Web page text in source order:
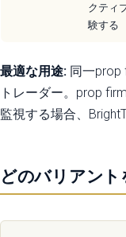
クティ
験する
最適な用途: 同一prop
トレーダー。prop
監視する場合、
どのバリアン